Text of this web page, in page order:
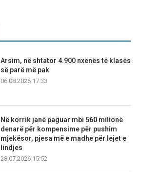
Arsim, në shtator 4.900 nxënës të klasës
së parë më pak
06.08.2026 17:33
Në korrik janë paguar mbi 560 milionë
denarë për kompensime për pushim
mjekësor, pjesa më e madhe për lejet e
lindjes
28.07.2026 15:52